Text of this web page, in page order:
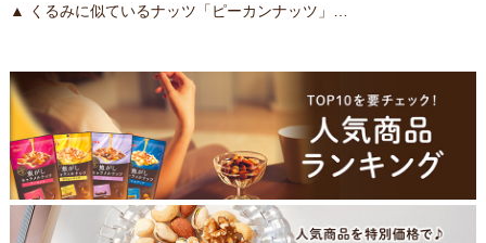
▲ くるみに似ているナッツ「ピーカンナッツ」…